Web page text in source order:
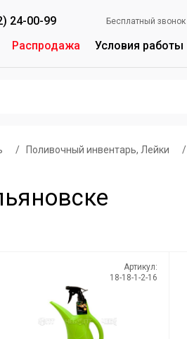
24-00-99 Бесплатный звонок
Распродажа Условия работы
/ Поливочный инвентарь, Лейки /
Артикул:
18-18-1-2-16